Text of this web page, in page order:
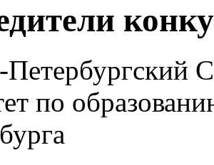
Петербургский
по